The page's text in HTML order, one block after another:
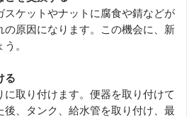
スケットやナットに腐食や錆などが
の原因になります。この機会に、新
。
る
に取り付けます。便器を取り付けて
後、タンク、給水管を取り付け、最